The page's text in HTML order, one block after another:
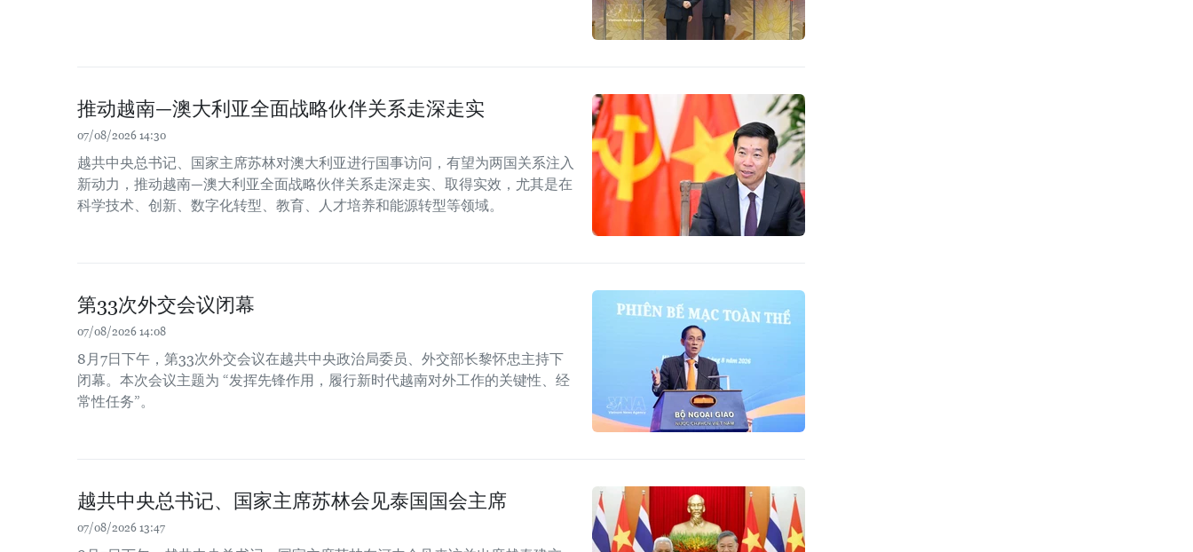
推动越南—澳大利亚全面战略伙伴关系走深走实
07/08/2026 14:30
越共中央总书记、国家主席苏林对澳大利亚进行国事访问，有望为两国关系注入
新动力，推动越南—澳大利亚全面战略伙伴关系走深走实、取得实效，尤其是在
科学技术、创新、数字化转型、教育、人才培养和能源转型等领域。
第33次外交会议闭幕
07/08/2026 14:08
8月7日下午，第33次外交会议在越共中央政治局委员、外交部长黎怀忠主持下
闭幕。本次会议主题为 “发挥先锋作用，履行新时代越南对外工作的关键性、经
常性任务”。
越共中央总书记、国家主席苏林会见泰国国会主席
07/08/2026 13:47